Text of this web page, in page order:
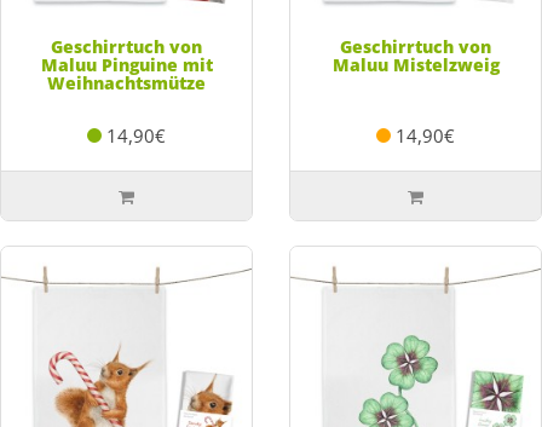
Geschirrtuch von
Maluu Pinguine mit
Weihnachtsmütze
14,90€
Geschirrtuch von
Maluu Mistelzweig
14,90€